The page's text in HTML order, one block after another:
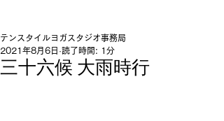
三十六候 大雨時行
テンスタイルヨガスタジオ事務局
2021年8月6日 読了時間: 1分